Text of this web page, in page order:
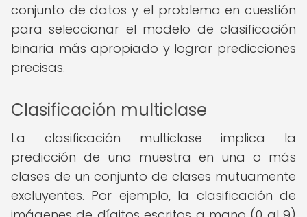
conjunto de datos y el problema en cuestión
para seleccionar el modelo de clasificación
binaria más apropiado y lograr predicciones
precisas.
Clasificación multiclase
La clasificación multiclase implica la
predicción de una muestra en una o más
clases de un conjunto de clases mutuamente
excluyentes. Por ejemplo, la clasificación de